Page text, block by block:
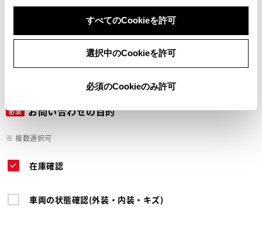
すべてのCookieを許可
選択中のCookieを許可
必須のCookieのみ許可
メールアドレス
必須 お問い合わせの目的
※ 複数選択可
在庫確認
車両の状態確認(外装・内装・キズ)